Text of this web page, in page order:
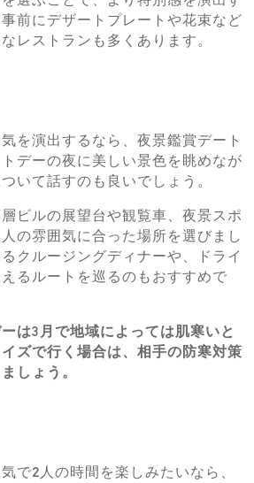
前にデザートプレートや花束など
レストランも多くあります。
を演出するなら、夜景鑑賞デート
デーの夜に美しい景色を眺めなが
いて話すのも良いでしょう。
ビルの展望台や観覧車、夜景スポ
の雰囲気に合った場所を選びまし
クルージングディナーや、ドライ
るルートを巡るのもおすすめで
は3月で地域によっては肌寒いと
ズで行く場合は、相手の防寒対策
しょう。
で2人の時間を楽しみたいなら、